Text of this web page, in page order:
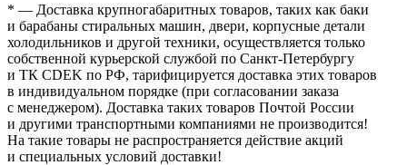
* — Доставка крупногабаритных товаров, таких как баки
и барабаны стиральных машин, двери, корпусные детали
холодильников и другой техники, осуществляется только
собственной курьерской службой по Санкт-Петербургу
и ТК CDEK по РФ, тарифицируется доставка этих товаров
в индивидуальном порядке (при согласовании заказа
с менеджером). Доставка таких товаров Почтой России
и другими транспортными компаниями не производится!
На такие товары не распространяется действие акций
и специальных условий доставки!